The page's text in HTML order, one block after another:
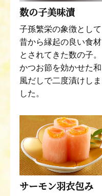
数の子美味漬
子孫繁栄の象徴として
昔から縁起の良い食材
とされてきた数の子。
かつお節を効かせた和
風だしで二度漬けしま
した。
サーモン羽衣包み